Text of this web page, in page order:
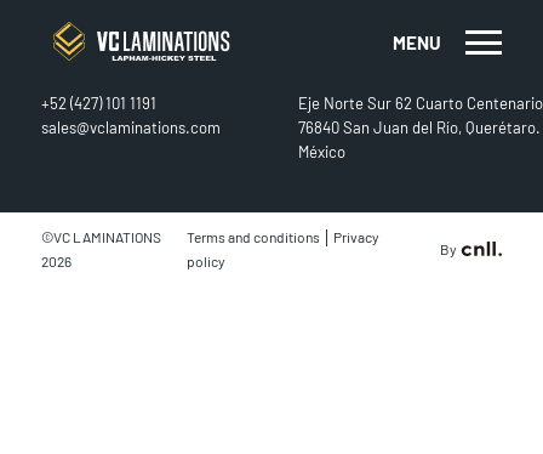
MENU
CONTACT
+52 (427) 101 1191
sales@vclaminations.com
Eje Norte Sur 62 Cuarto Centenario
76840 San Juan del Río, Querétaro.
México
©VC LAMINATIONS
2026
Terms and conditions | Privacy
policy
By